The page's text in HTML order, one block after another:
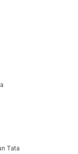
Tata